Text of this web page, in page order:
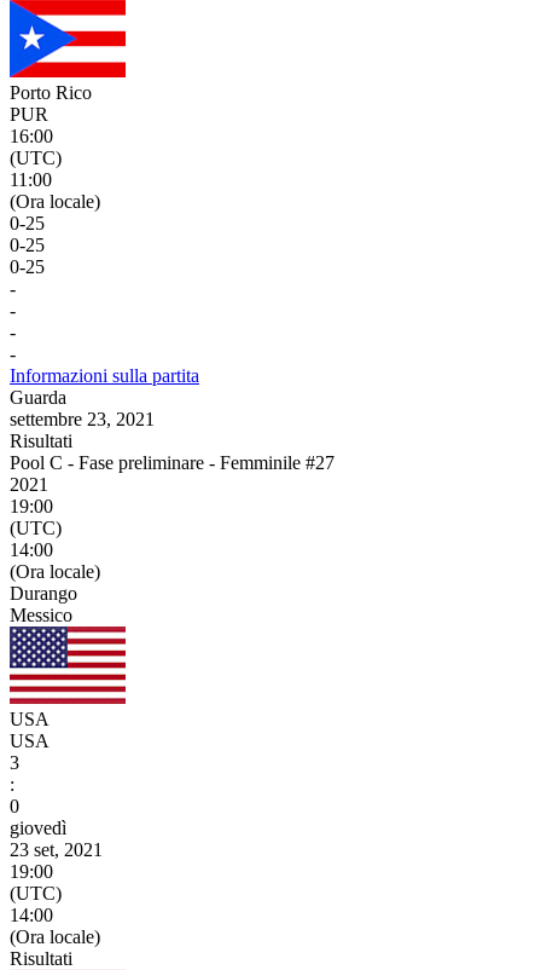
Porto Rico
PUR
16:00
(UTC)
11:00
(Ora locale)
0-25
0-25
0-25
-
-
-
-
Informazioni sulla partita
Guarda
settembre 23, 2021
Risultati
Pool C - Fase preliminare - Femminile #27
2021
19:00
(UTC)
14:00
(Ora locale)
Durango
Messico
USA
USA
3
:
0
giovedì
23 set, 2021
19:00
(UTC)
14:00
(Ora locale)
Risultati